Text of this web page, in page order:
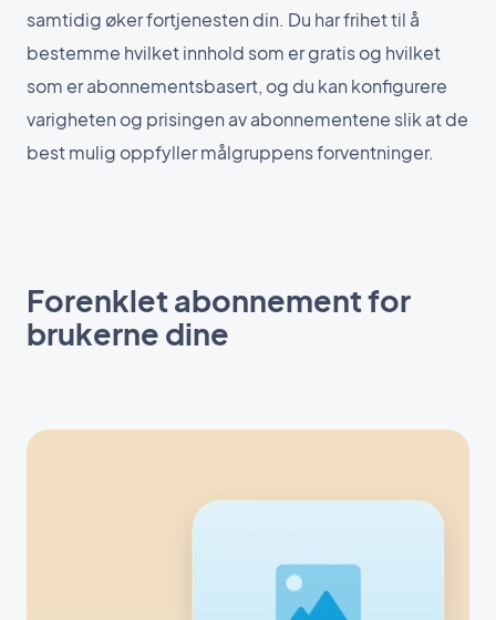
samtidig øker fortjenesten din. Du har frihet til å
bestemme hvilket innhold som er gratis og hvilket
som er abonnementsbasert, og du kan konfigurere
varigheten og prisingen av abonnementene slik at de
best mulig oppfyller målgruppens forventninger.
Forenklet abonnement for
brukerne dine